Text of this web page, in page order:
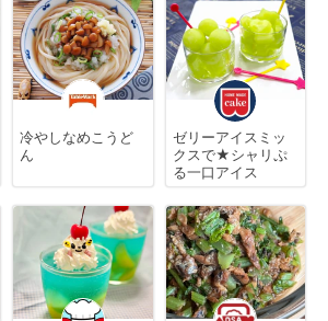
冷やしなめこうど
ん
ゼリーアイスミッ
クスで★シャリぷ
る一口アイス